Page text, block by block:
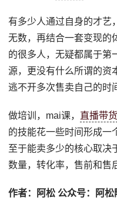
有多少人通过自身的才艺
无数，再结合一套变现的
的很多人，无疑都属于第
源，更没有什么所谓的资
逃不开多次售卖自己的时
做培训，mai课， 直播带货
的技能花一些时间形成一
至于能卖多少的核心取决
数量，转化率，售前和售
作者：阿松 公众号：阿